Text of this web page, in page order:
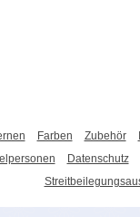
Farben Zubehör
Datenschutz